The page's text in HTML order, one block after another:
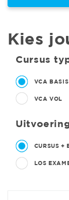
Kies
Cursus
VCA BASIS
VCA VOL
CURSUS +
LOS